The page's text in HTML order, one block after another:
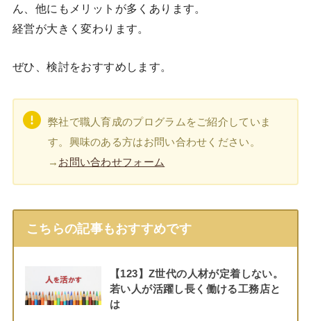
ん、他にもメリットが多くあります。
経営が大きく変わります。
ぜひ、検討をおすすめします。
弊社で職人育成のプログラムをご紹介していま
す。興味のある方はお問い合わせください。
→ お問い合わせフォーム
こちらの記事もおすすめです
【123】Z世代の人材が定着しない。
若い人が活躍し長く働ける工務店と
は